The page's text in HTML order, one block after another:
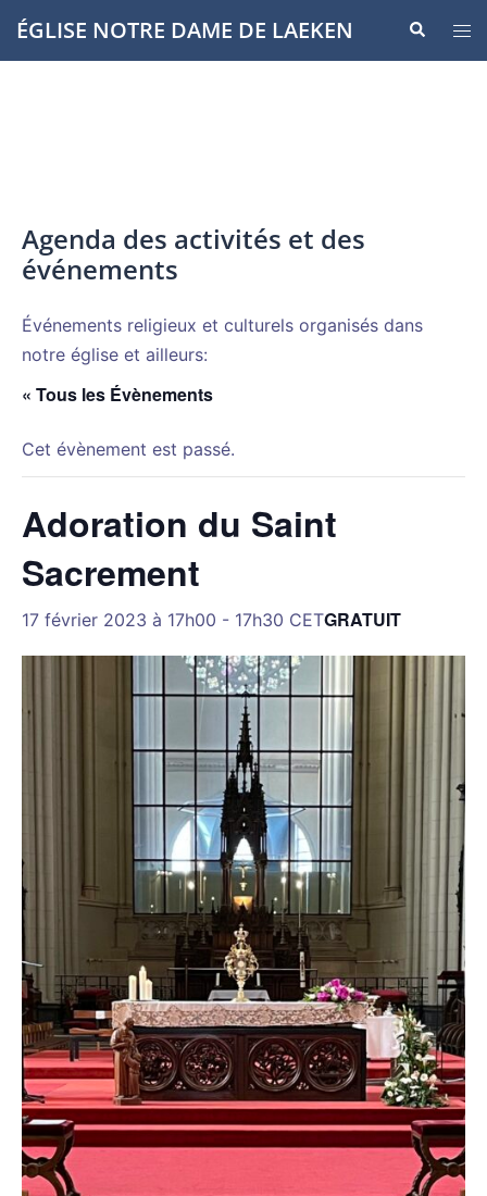
Aller
auÉGLISE NOTRE DAME DE LAEKEN
le
Agenda des activités et des
événements
Événements religieux et culturels organisés dans
notre église et ailleurs:
« Tous les Évènements
Cet évènement est passé.
Adoration du Saint
Sacrement
17 février 2023 à 17h00 - 17h30 CETGRATUIT